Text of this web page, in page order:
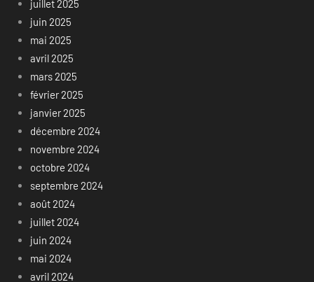
juillet 2025
juin 2025
mai 2025
avril 2025
mars 2025
février 2025
janvier 2025
décembre 2024
novembre 2024
octobre 2024
septembre 2024
août 2024
juillet 2024
juin 2024
mai 2024
avril 2024